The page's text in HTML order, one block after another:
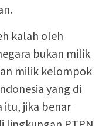
kalah oleh
bukan milik
milik kelompok
yang di
itu, jika benar